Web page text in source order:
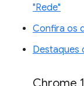
"Rede"
Confira os
Destaques